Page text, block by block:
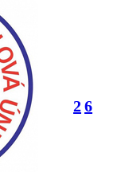
26